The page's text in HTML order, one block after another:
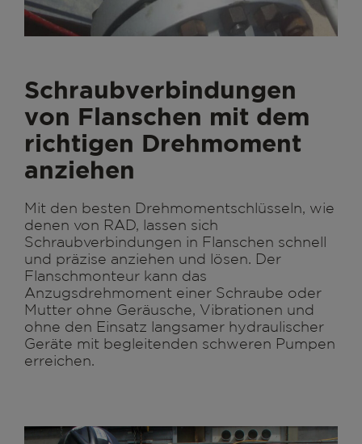
Schraubverbindungen
von Flanschen mit dem
richtigen Drehmoment
anziehen
Mit den besten Drehmomentschlüsseln, wie
denen von RAD, lassen sich
Schraubverbindungen in Flanschen schnell
und präzise anziehen und lösen. Der
Flanschmonteur kann das
Anzugsdrehmoment einer Schraube oder
Mutter ohne Geräusche, Vibrationen und
ohne den Einsatz langsamer hydraulischer
Geräte mit begleitenden schweren Pumpen
erreichen.